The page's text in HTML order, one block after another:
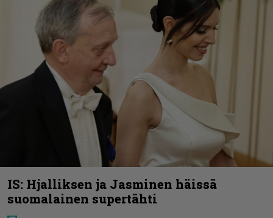
IS: Hjalliksen ja Jasminen häissä
suomalainen supertähti